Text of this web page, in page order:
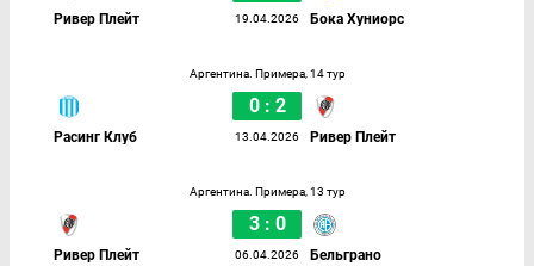
Ривер Плейт 19.04.2026 Бока Хуниорс
Аргентина. Примера, 14 тур
Расинг Клуб
0 : 2
13.04.2026 Ривер Плейт
Аргентина. Примера, 13 тур
Ривер Плейт
3 : 0
06.04.2026 Бельграно